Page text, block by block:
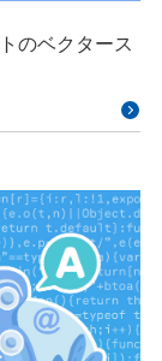
のベクタース